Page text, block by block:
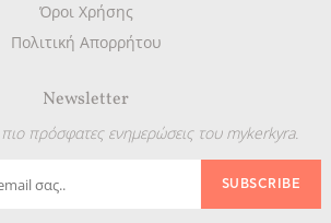
Όροι Χρήσης
Πολιτική Απορρήτου
Newsletter
πρόσφατες ενημερώσεις του mykerkyra.